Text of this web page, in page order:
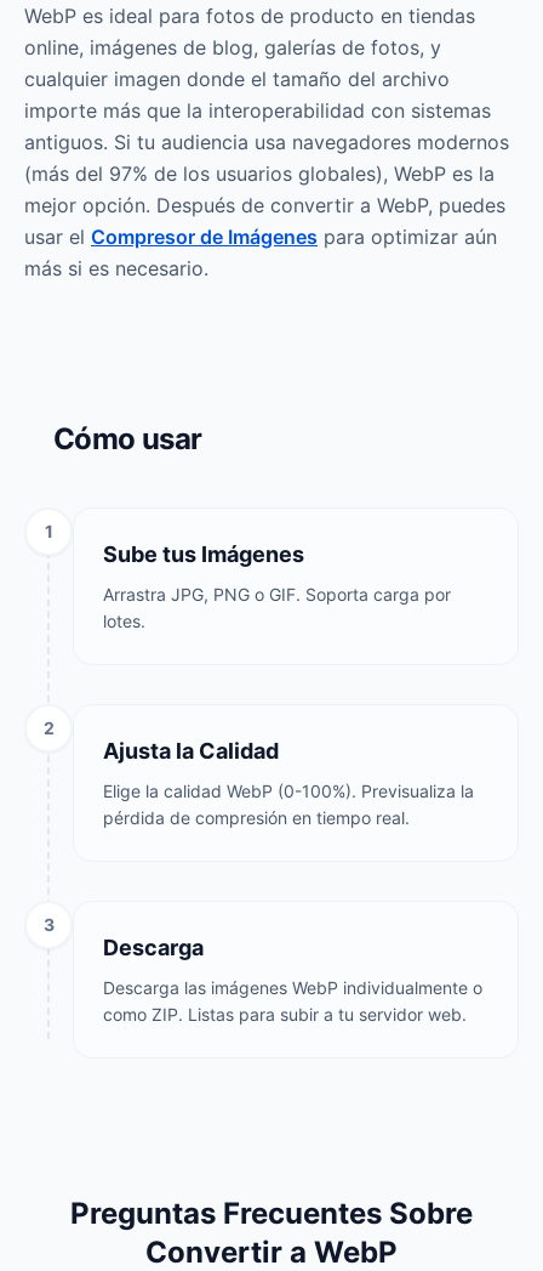
WebP es ideal para fotos de producto en tiendas
online, imágenes de blog, galerías de fotos, y
cualquier imagen donde el tamaño del archivo
importe más que la interoperabilidad con sistemas
antiguos. Si tu audiencia usa navegadores modernos
(más del 97% de los usuarios globales), WebP es la
mejor opción. Después de convertir a WebP, puedes
usar el Compresor de Imágenes para optimizar aún
más si es necesario.
Cómo usar
1
Sube tus Imágenes
Arrastra JPG, PNG o GIF. Soporta carga por
lotes.
2
Ajusta la Calidad
Elige la calidad WebP (0-100%). Previsualiza la
pérdida de compresión en tiempo real.
3
Descarga
Descarga las imágenes WebP individualmente o
como ZIP. Listas para subir a tu servidor web.
Preguntas Frecuentes Sobre
Convertir a WebP